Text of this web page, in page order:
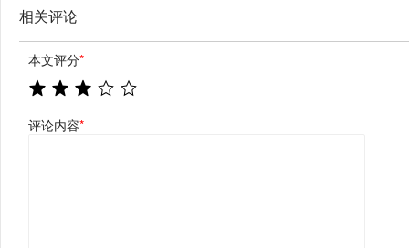
相关评论
本文评分*
评论内容*